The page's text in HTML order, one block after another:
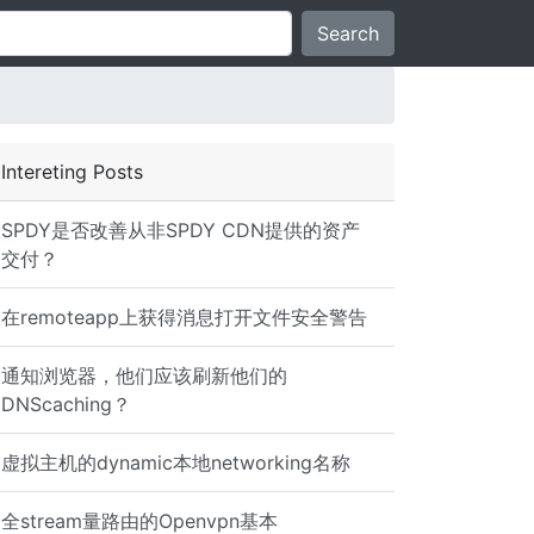
Search
Intereting Posts
SPDY是否改善从非SPDY CDN提供的资产
交付？
在remoteapp上获得消息打开文件安全警告
通知浏览器，他们应该刷新他们的
DNScaching？
虚拟主机的dynamic本地networking名称
全stream量路由的Openvpn基本